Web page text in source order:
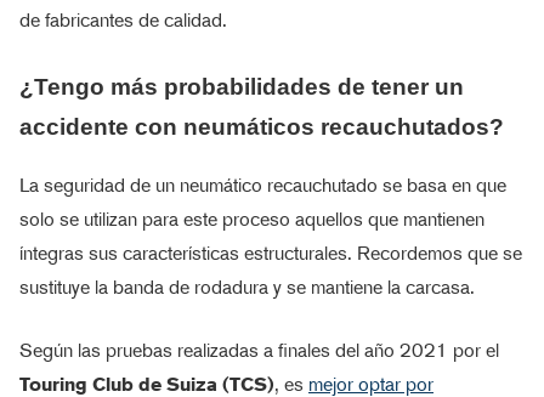
de fabricantes de calidad.
¿Tengo más probabilidades de tener un
accidente con neumáticos recauchutados?
La seguridad de un neumático recauchutado se basa en que
solo se utilizan para este proceso aquellos que mantienen
íntegras sus características estructurales. Recordemos que se
sustituye la banda de rodadura y se mantiene la carcasa.
Según las pruebas realizadas a finales del año 2021 por el
Touring Club de Suiza (TCS), es mejor optar por